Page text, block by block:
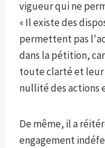
vigueur qui ne
« Il existe des
permettent pas
dans la pétition,
toute clarté et leur
nullité des actions
De même, il a
engagement